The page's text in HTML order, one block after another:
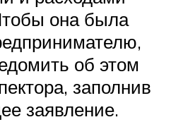
она была
об этом
заполнив
заявление.